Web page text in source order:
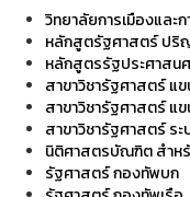
วิทยาลัยการเมืองและ
หลักสูตรัฐศาสตร์ ปริ
หลักสูตรรัฐประศาสน
สาขาวิชารัฐศาสตร์ แ
สาขาวิชารัฐศาสตร์ แ
สาขาวิชารัฐศาสตร์ ร
นิติศาสตรบัณฑิต สำห
รัฐศาสตร์ กองทัพบก